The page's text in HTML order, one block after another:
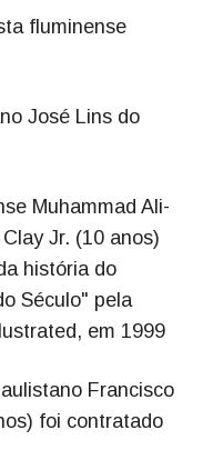
fluminense
José Lins do
Muhammad Ali-
Jr. (10 anos)
história do
Século" pela
em 1999
Francisco
foi contratado